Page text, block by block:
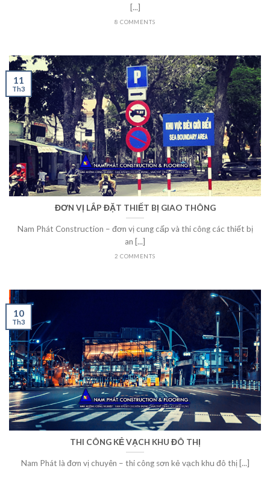
[...]
8 COMMENTS
ĐƠN VỊ LẮP ĐẶT THIẾT BỊ GIAO THÔNG
Nam Phát Construction – đơn vị cung cấp và thi công các thiết bị
an [...]
2 COMMENTS
11
Th3
THI CÔNG KẺ VẠCH KHU ĐÔ THỊ
Nam Phát là đơn vị chuyên – thi công sơn kẻ vạch khu đô thị [...]
10
Th3